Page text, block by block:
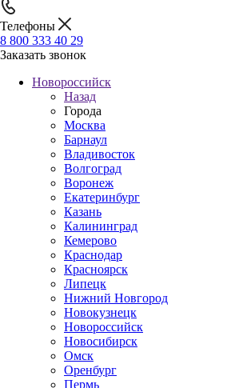
Телефоны
8 800 333 40 29
Заказать звонок
Новороссийск
Назад
Города
Москва
Барнаул
Владивосток
Волгоград
Воронеж
Екатеринбург
Казань
Калининград
Кемерово
Краснодар
Красноярск
Липецк
Нижний Новгород
Новокузнецк
Новороссийск
Новосибирск
Омск
Оренбург
Пермь